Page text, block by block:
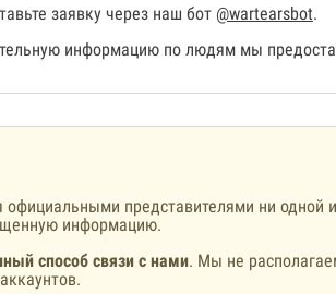
заявку через наш бот @wartearsbot.
информацию по людям мы
представителями ни одной
информацию.
способ связи с нами. Мы не